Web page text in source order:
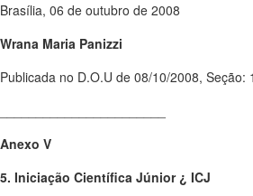
Brasília, 06 de outubro de 2008
Wrana Maria Panizzi
Publicada no D.O.U de 08/10/2008, Seção:
Anexo V
5. Iniciação Científica Júnior ¿ ICJ